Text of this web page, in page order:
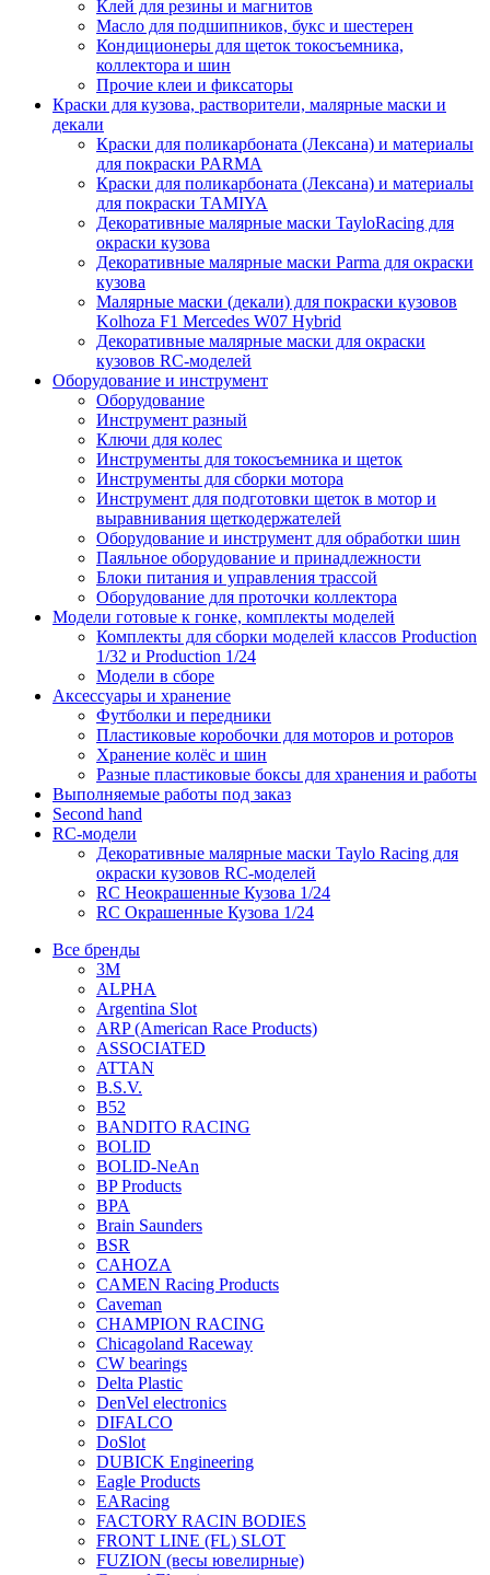
Клей для резины и магнитов
Масло для подшипников, букс и шестерен
Кондиционеры для щеток токосъемника,
коллектора и шин
Прочие клеи и фиксаторы
Краски для кузова, растворители, малярные маски и
декали
Краски для поликарбоната (Лексана) и материалы
для покраски PARMA
Краски для поликарбоната (Лексана) и материалы
для покраски TAMIYA
Декоративные малярные маски TayloRacing для
окраски кузова
Декоративные малярные маски Parma для окраски
кузова
Малярные маски (декали) для покраски кузовов
Kolhoza F1 Mercedes W07 Hybrid
Декоративные малярные маски для окраски
кузовов RC-моделей
Оборудование и инструмент
Оборудование
Инструмент разный
Ключи для колес
Инструменты для токосъемника и щеток
Инструменты для сборки мотора
Инструмент для подготовки щеток в мотор и
выравнивания щеткодержателей
Оборудование и инструмент для обработки шин
Паяльное оборудование и принадлежности
Блоки питания и управления трассой
Оборудование для проточки коллектора
Модели готовые к гонке, комплекты моделей
Комплекты для сборки моделей классов Production
1/32 и Production 1/24
Модели в сборе
Аксессуары и хранение
Футболки и передники
Пластиковые коробочки для моторов и роторов
Хранение колёс и шин
Разные пластиковые боксы для хранения и работы
Выполняемые работы под заказ
Second hand
RC-модели
Декоративные малярные маски Taylo Racing для
окраски кузовов RC-моделей
RC Неокрашенные Кузова 1/24
RC Окрашенные Кузова 1/24
Все бренды
3M
ALPHA
Argentina Slot
ARP (American Race Products)
ASSOCIATED
ATTAN
B.S.V.
B52
BANDITO RACING
BOLID
BOLID-NeAn
BP Products
BPA
Brain Saunders
BSR
CAHOZA
CAMEN Racing Products
Caveman
CHAMPION RACING
Chicagoland Raceway
CW bearings
Delta Plastic
DenVel electronics
DIFALCO
DoSlot
DUBICK Engineering
Eagle Products
EARacing
FACTORY RACIN BODIES
FRONT LINE (FL) SLOT
FUZION (весы ювелирные)